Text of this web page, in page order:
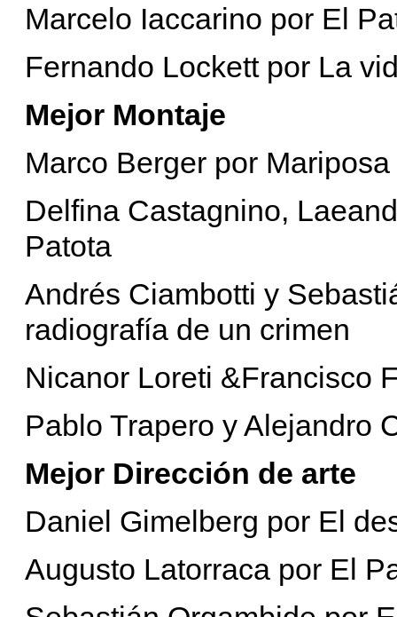
Marcelo Iaccarino por El
Fernando Lockett por La
Mejor Montaje
Marco Berger por Mariposa
Delfina Castagnino,
Patota
Andrés Ciambotti y
radiografía de un crimen
Nicanor Loreti &Francisco
Pablo Trapero y Alejandro
Mejor Dirección de arte
Daniel Gimelberg por El
Augusto Latorraca por El